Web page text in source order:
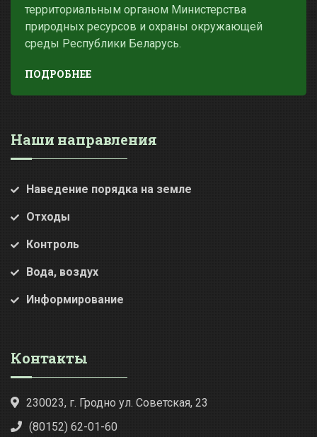
территориальным органом Министерства
природных ресурсов и охраны окружающей
среды Республики Беларусь.
ПОДРОБНЕЕ
Наши направления
Наведение порядка на земле
Отходы
Контроль
Вода, воздух
Информирование
Контакты
230023, г. Гродно ул. Советская, 23
(80152) 62-01-60